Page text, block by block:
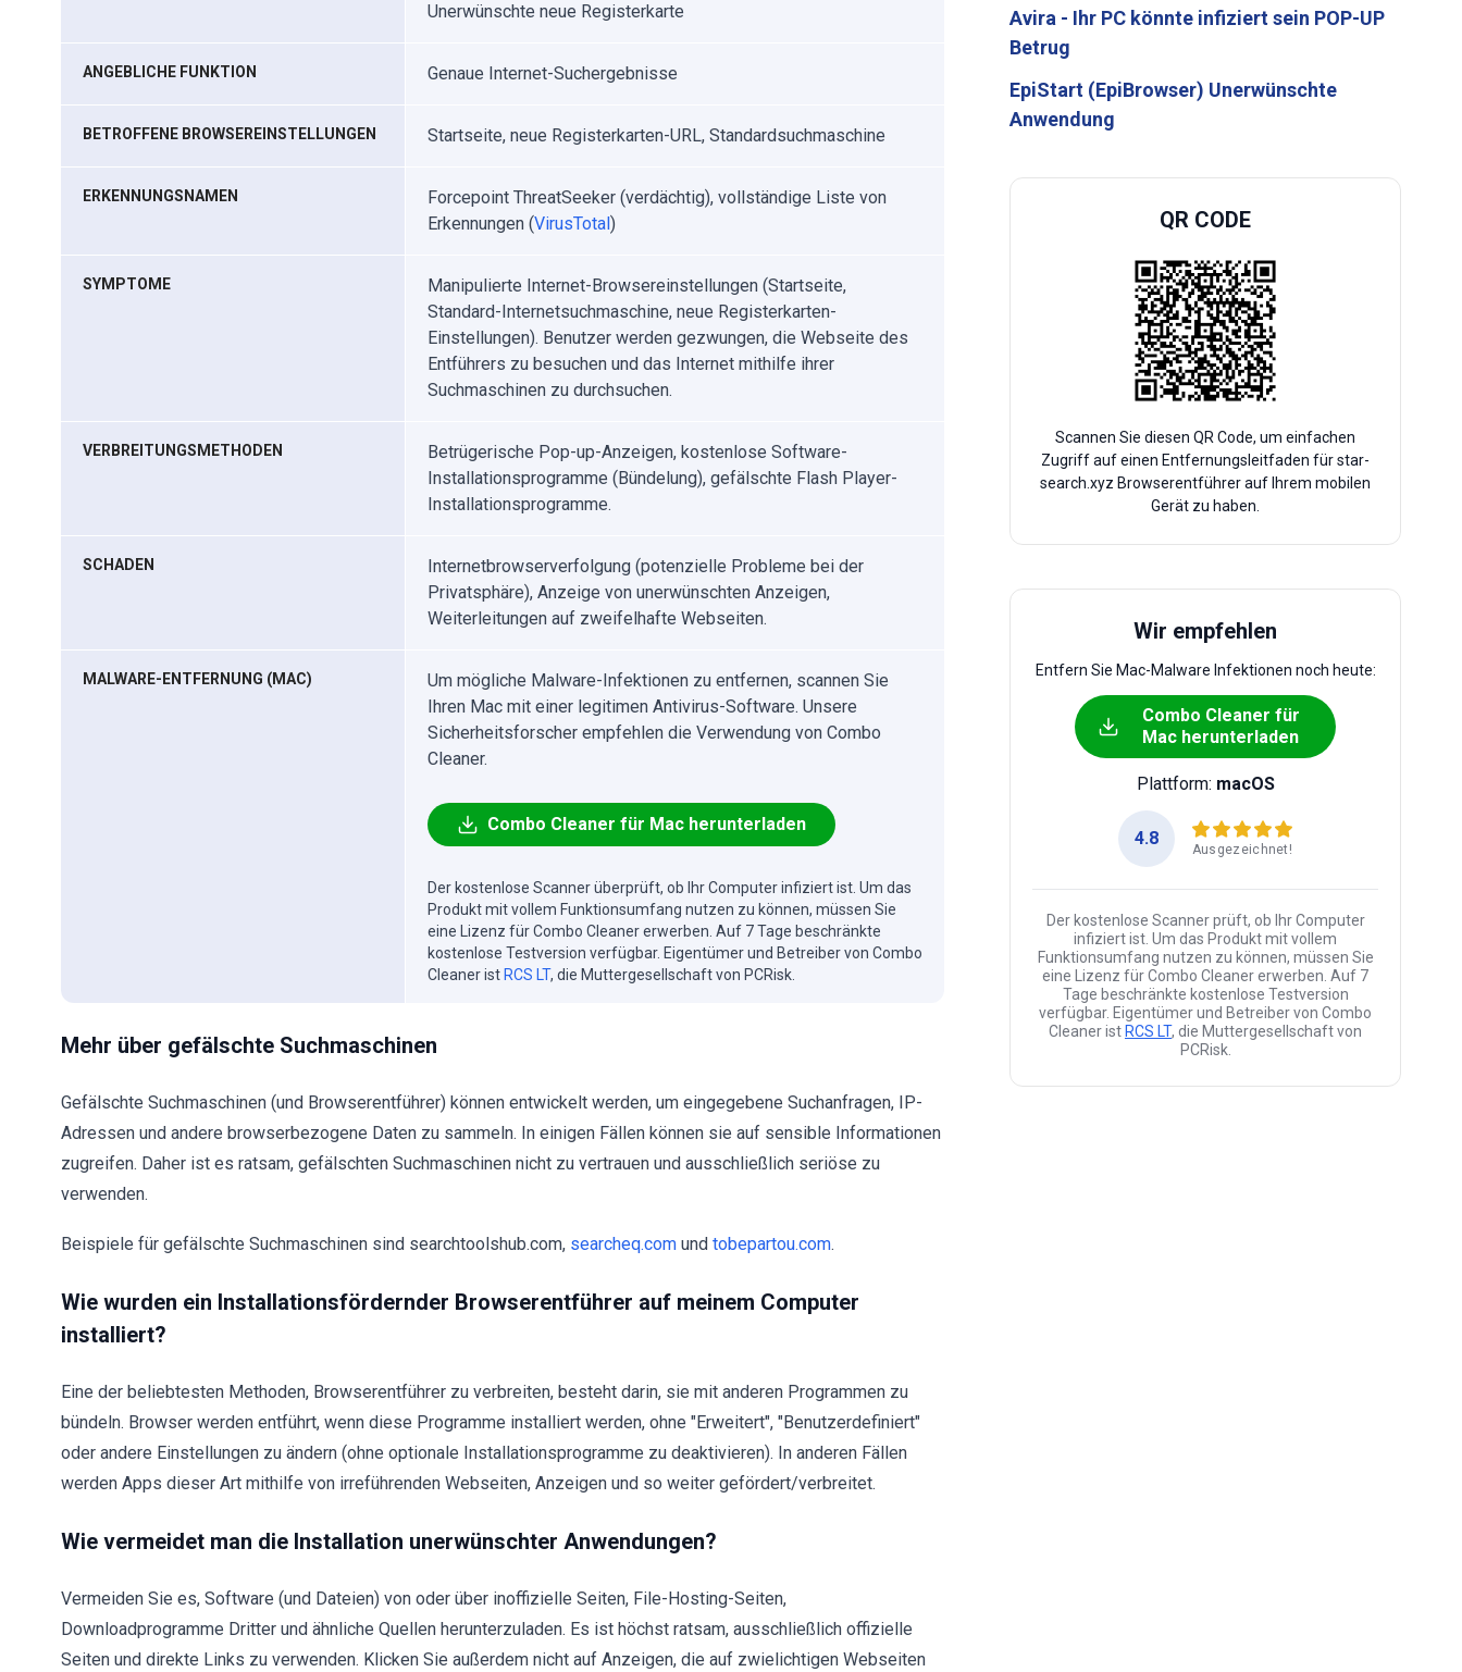
Unerwünschte neue Registerkarte
ANGEBLICHE FUNKTION Genaue Internet-Suchergebnisse
BETROFFENE BROWSEREINSTELLUNGEN Startseite, neue Registerkarten-URL, Standardsuchmaschine
ERKENNUNGSNAMEN
Forcepoint ThreatSeeker (verdächtig), vollständige Liste von
Erkennungen (VirusTotal)
SYMPTOME
Manipulierte Internet-Browsereinstellungen (Startseite,
Standard-Internetsuchmaschine, neue Registerkarten-
Einstellungen). Benutzer werden gezwungen, die Webseite des
Entführers zu besuchen und das Internet mithilfe ihrer
Suchmaschinen zu durchsuchen.
VERBREITUNGSMETHODEN
Betrügerische Pop-up-Anzeigen, kostenlose Software-
Installationsprogramme (Bündelung), gefälschte Flash Player-
Installationsprogramme.
SCHADEN
Internetbrowserverfolgung (potenzielle Probleme bei der
Privatsphäre), Anzeige von unerwünschten Anzeigen,
Weiterleitungen auf zweifelhafte Webseiten.
MALWARE-ENTFERNUNG (MAC)
Um mögliche Malware-Infektionen zu entfernen, scannen Sie
Ihren Mac mit einer legitimen Antivirus-Software. Unsere
Sicherheitsforscher empfehlen die Verwendung von Combo
Cleaner.
Combo Cleaner für Mac herunterladen
Der kostenlose Scanner überprüft, ob Ihr Computer infiziert ist. Um das
Produkt mit vollem Funktionsumfang nutzen zu können, müssen Sie
eine Lizenz für Combo Cleaner erwerben. Auf 7 Tage beschränkte
kostenlose Testversion verfügbar. Eigentümer und Betreiber von Combo
Cleaner ist RCS LT, die Muttergesellschaft von PCRisk.
Mehr über gefälschte Suchmaschinen
Gefälschte Suchmaschinen (und Browserentführer) können entwickelt werden, um eingegebene Suchanfragen, IP-
Adressen und andere browserbezogene Daten zu sammeln. In einigen Fällen können sie auf sensible Informationen
zugreifen. Daher ist es ratsam, gefälschten Suchmaschinen nicht zu vertrauen und ausschließlich seriöse zu
verwenden.
Beispiele für gefälschte Suchmaschinen sind searchtoolshub.com, searcheq.com und tobepartou.com.
Wie wurden ein Installationsfördernder Browserentführer auf meinem Computer
installiert?
Eine der beliebtesten Methoden, Browserentführer zu verbreiten, besteht darin, sie mit anderen Programmen zu
bündeln. Browser werden entführt, wenn diese Programme installiert werden, ohne "Erweitert", "Benutzerdefiniert"
oder andere Einstellungen zu ändern (ohne optionale Installationsprogramme zu deaktivieren). In anderen Fällen
werden Apps dieser Art mithilfe von irreführenden Webseiten, Anzeigen und so weiter gefördert/verbreitet.
Wie vermeidet man die Installation unerwünschter Anwendungen?
Vermeiden Sie es, Software (und Dateien) von oder über inoffizielle Seiten, File-Hosting-Seiten,
Downloadprogramme Dritter und ähnliche Quellen herunterzuladen. Es ist höchst ratsam, ausschließlich offizielle
Seiten und direkte Links zu verwenden. Klicken Sie außerdem nicht auf Anzeigen, die auf zwielichtigen Webseiten
Avira - Ihr PC könnte infiziert sein POP-UP
Betrug
EpiStart (EpiBrowser) Unerwünschte
Anwendung
QR CODE
Scannen Sie diesen QR Code, um einfachen
Zugriff auf einen Entfernungsleitfaden für star-
search.xyz Browserentführer auf Ihrem mobilen
Gerät zu haben.
Wir empfehlen
Entfern Sie Mac-Malware Infektionen noch heute:
Combo Cleaner für
Mac herunterladen
Plattform: macOS
4.8
Ausgezeichnet!
Der kostenlose Scanner prüft, ob Ihr Computer
infiziert ist. Um das Produkt mit vollem
Funktionsumfang nutzen zu können, müssen Sie
eine Lizenz für Combo Cleaner erwerben. Auf 7
Tage beschränkte kostenlose Testversion
verfügbar. Eigentümer und Betreiber von Combo
Cleaner ist RCS LT, die Muttergesellschaft von
PCRisk.